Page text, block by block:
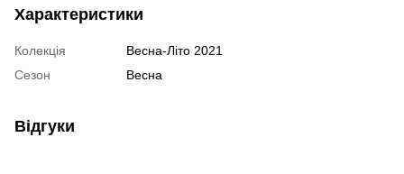
Характеристики
Колекція
Весна-Літо 2021
Сезон
Весна
Відгуки